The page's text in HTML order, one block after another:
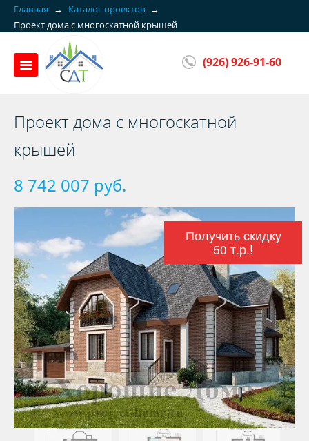
Главная → Каталог проектов →
Проект дома с многоскатной крышей
(926) 926-91-60
Проект дома с многоскатной
крышей
8 742 007 руб.
Получить скидку
50 т.р.!